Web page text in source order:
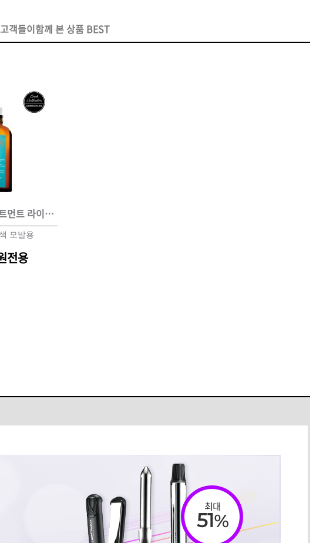
오일 하이드레이팅 스
일링 크림 300ml
미용회원전용
체험단
러 80g
매시 산
ATS 글래미쉬 칼라 80g
객들이함께 본 상품 BEST
모로칸오일 트리트먼트 라이트 125ml
모발용
전용